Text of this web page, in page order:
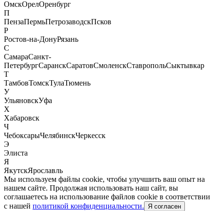
ОмскОрелОренбург
П
ПензаПермьПетрозаводскПсков
Р
Ростов-на-ДонуРязань
С
СамараСанкт-
ПетербургСаранскСаратовСмоленскСтавропольСыктывкар
Т
ТамбовТомскТулаТюмень
У
УльяновскУфа
Х
Хабаровск
Ч
ЧебоксарыЧелябинскЧеркесск
Э
Элиста
Я
ЯкутскЯрославль
Мы используем файлы cookie, чтобы улучшить ваш опыт на
нашем сайте. Продолжая использовать наш сайт, вы
соглашаетесь на использование файлов cookie в соответствии
с нашей политикой конфиденциальности. Я согласен